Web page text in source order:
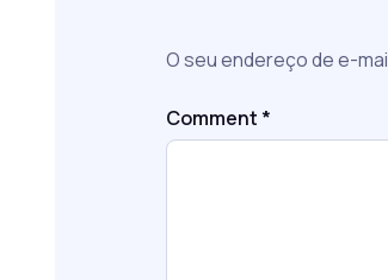
O seu endereço de e-
Comment *